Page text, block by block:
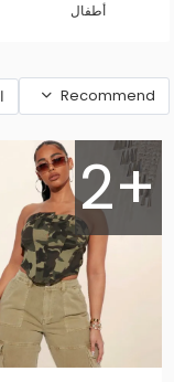
أطفال
Recommend
2+